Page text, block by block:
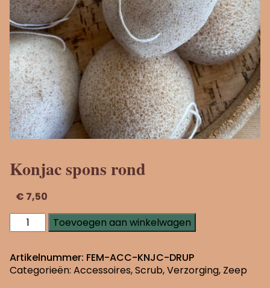
Konjac spons rond
€ 7,50
Konjac
spons
aantal
Toevoegen aan winkelwagen
Artikelnummer: FEM-ACC-KNJC-DRUP
Categorieën: Accessoires,Scrub,Verzorging, Zeep